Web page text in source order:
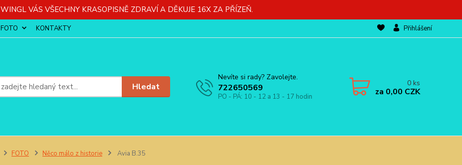
WINGL VÁS VŠECHNY KRASOPISNĚ ZDRAVÍ A DĚKUJE 16X ZA PŘÍZEŇ.
FOTO KONTAKTY Přihlášení
Hledat
Nevíte si rady? Zavolejte.
722650569
PO - PÁ: 10 - 12 a 13 - 17 hodin
0 ks
za 0,00 CZK
FOTO Něco málo z historie Avia B.35